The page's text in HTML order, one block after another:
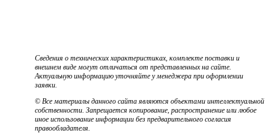
Сведения о технических характеристиках, комплекте поставки и
внешнем виде могут отличаться от представленных на сайте.
Актуальную информацию уточняйте у менеджера при оформлении
заявки.
© Все материалы данного сайта являются объектами интеллектуальной
собственности. Запрещается копирование, распространение или любое
иное использование информации без предварительного согласия
правообладателя.